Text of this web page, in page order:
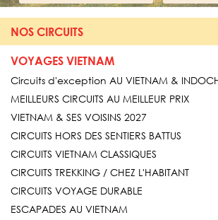
NOS CIRCUITS
VOYAGES VIETNAM
Circuits d'exception AU VIETNAM &
MEILLEURS CIRCUITS AU MEILLEUR PRIX
VIETNAM & SES VOISINS 2027
CIRCUITS HORS DES SENTIERS BATTUS
CIRCUITS VIETNAM CLASSIQUES
CIRCUITS TREKKING / CHEZ L'HABITANT
CIRCUITS VOYAGE DURABLE
ESCAPADES AU VIETNAM